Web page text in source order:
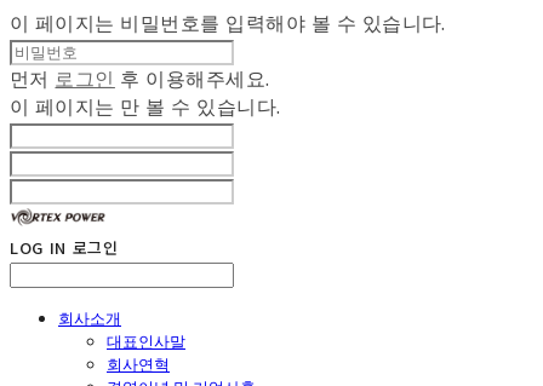
이 페이지는 비밀번호를 입력해야 볼 수 있습니다.
먼저 로그인 후 이용해주세요.
이 페이지는 만 볼 수 있습니다.
LOG IN 로그인
회사소개
대표인사말
회사연혁